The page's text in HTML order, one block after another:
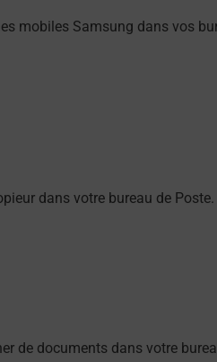
mobiles Samsung dans vos
dans votre bureau de Poste.
de documents dans votre